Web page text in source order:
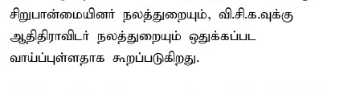
சிறுபான்மையினர் நலத்துறையும், வி.சி.க.வுக்கு
ஆதிதிராவிடர் நலத்துறையும் ஒதுக்கப்பட
வாய்ப்புள்ளதாக கூறப்படுகிறது.